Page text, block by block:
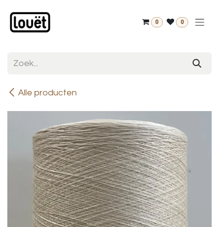
0 0
Alle producten